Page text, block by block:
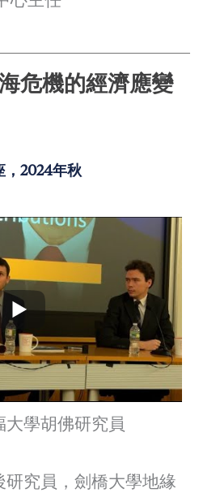
危機的經濟應變
，2024年秋
大學胡佛研究員
研究員，劍橋大學地緣